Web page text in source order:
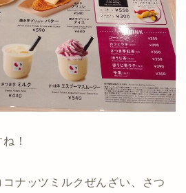
！
ナッツミルクぜんざい、さつ